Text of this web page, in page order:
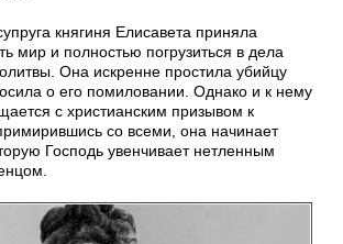
княгиня Елисавета приняла
мир и полностью погрузиться в дела
Она искренне простила убийцу
о его помиловании. Однако и к нему
с христианским призывом к
со всеми, она начинает
Господь увенчивает нетленным